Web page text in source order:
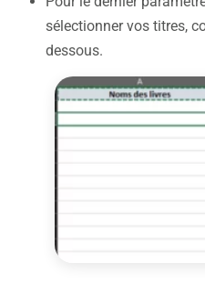
sélectionner vos titres,
dessous.